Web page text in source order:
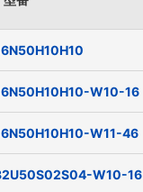
W10-16
W11-46
W10-16